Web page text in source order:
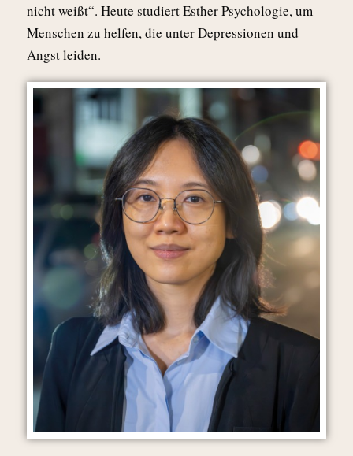
nicht weißt“. Heute studiert Esther Psychologie, um
Menschen zu helfen, die unter Depressionen und
Angst leiden.